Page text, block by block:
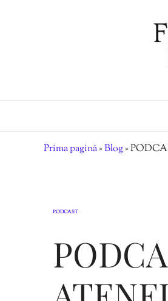
Prima pagină»Blog»
PODCAST